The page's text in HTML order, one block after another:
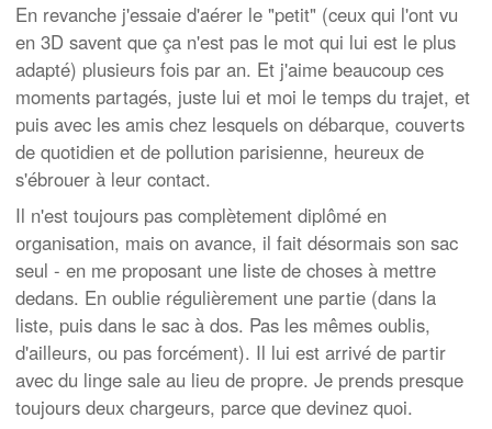
En revanche j'essaie d'aérer le "petit" (ceux qui l'ont vu
en 3D savent que ça n'est pas le mot qui lui est le plus
adapté) plusieurs fois par an. Et j'aime beaucoup ces
moments partagés, juste lui et moi le temps du trajet, et
puis avec les amis chez lesquels on débarque, couverts
de quotidien et de pollution parisienne, heureux de
s'ébrouer à leur contact.
Il n'est toujours pas complètement diplômé en
organisation, mais on avance, il fait désormais son sac
seul - en me proposant une liste de choses à mettre
dedans. En oublie régulièrement une partie (dans la
liste, puis dans le sac à dos. Pas les mêmes oublis,
d'ailleurs, ou pas forcément). Il lui est arrivé de partir
avec du linge sale au lieu de propre. Je prends presque
toujours deux chargeurs, parce que devinez quoi.